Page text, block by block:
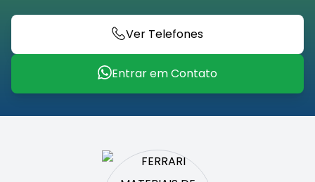
Ver Telefones
Entrar em Contato